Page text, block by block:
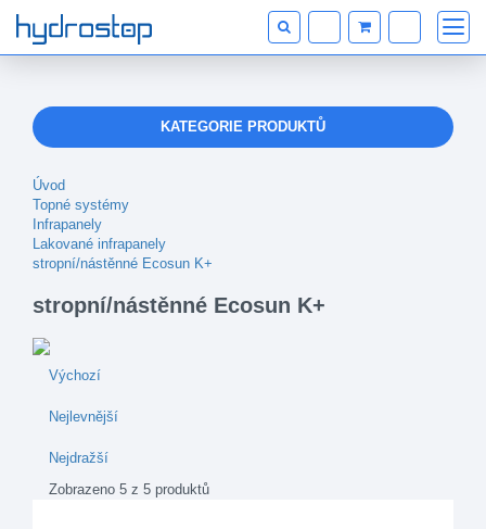
KATEGORIE PRODUKTŮ
Úvod
Topné systémy
Infrapanely
Lakované infrapanely
stropní/nástěnné Ecosun K+
stropní/nástěnné Ecosun K+
Výchozí
Nejlevnější
Nejdražší
Zobrazeno 5 z 5 produktů